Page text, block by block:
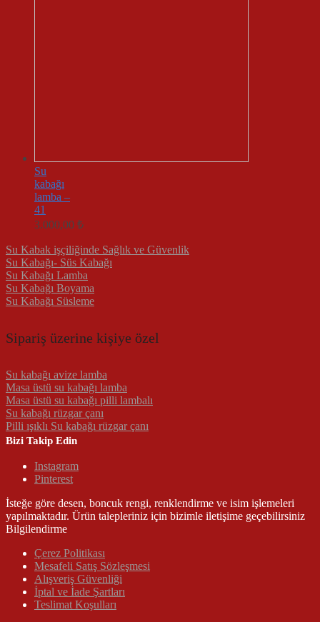
Su
kabağı
lamba –
41
3.000,00 ₺
Su Kabak işçiliğinde Sağlık ve Güvenlik
Su Kabağı- Süs Kabağı
Su Kabağı Lamba
Su Kabağı Boyama
Su Kabağı Süsleme
Sipariş üzerine kişiye özel
Su kabağı avize lamba
Masa üstü su kabağı lamba
Masa üstü su kabağı pilli lambalı
Su kabağı rüzgar çanı
Pilli ışıklı Su kabağı rüzgar çanı
Bizi Takip Edin
Instagram
Pinterest
İsteğe göre desen, boncuk rengi, renklendirme ve isim işlemeleri
yapılmaktadır. Ürün talepleriniz için bizimle iletişime geçebilirsiniz
Bilgilendirme
Çerez Politikası
Mesafeli Satış Sözleşmesi
Alışveriş Güvenliği
İptal ve İade Şartları
Teslimat Koşulları